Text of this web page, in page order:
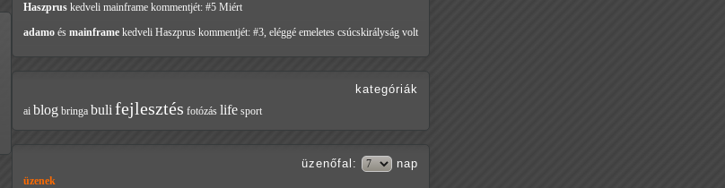
Haszprus kedveli mainframe kommentjét: #5 Miért
adamo és mainframe kedveli Haszprus kommentjét: #3, eléggé emeletes csúcskirályság volt
kategóriák
ai blog bringa buli fejlesztés fotózás life sport
üzenőfal : nap
üzenek